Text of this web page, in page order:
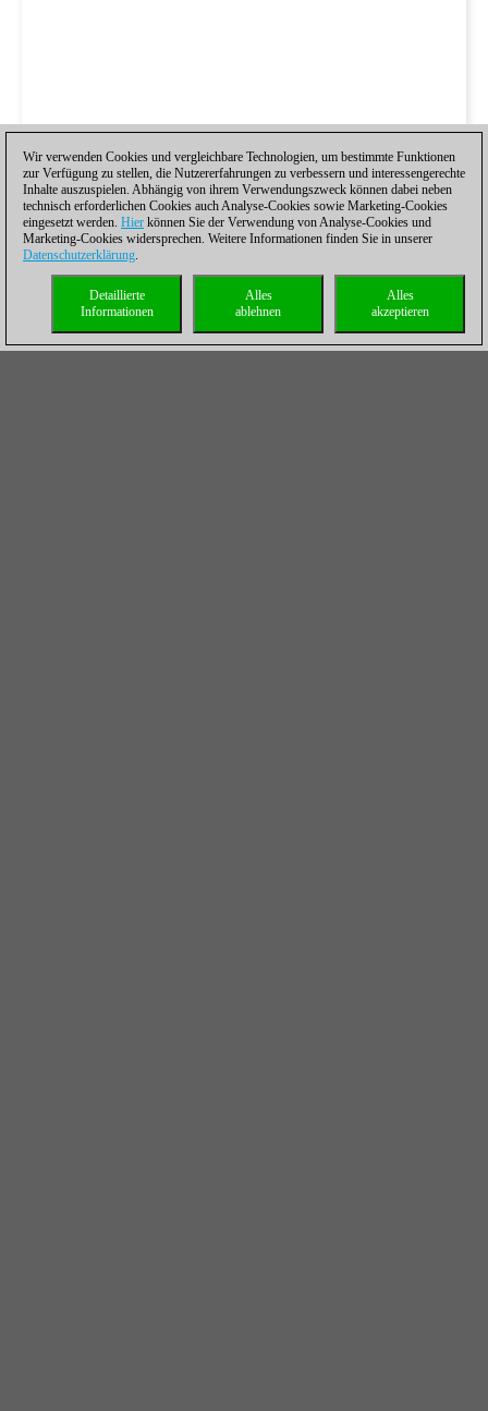
Wir verwenden Cookies und vergleichbare Technologien, um bestimmte Funktionen
zur Verfügung zu stellen, die Nutzererfahrungen zu verbessern und interessengerechte
Inhalte auszuspielen. Abhängig von ihrem Verwendungszweck können dabei neben
technisch erforderlichen Cookies auch Analyse-Cookies sowie Marketing-Cookies
eingesetzt werden. Hier können Sie der Verwendung von Analyse-Cookies und
Marketing-Cookies widersprechen. Weitere Informationen finden Sie in unserer
Datenschutzerklärung.
Alles
akzeptieren
Alles
ablehnen
Detaillierte
Informationen